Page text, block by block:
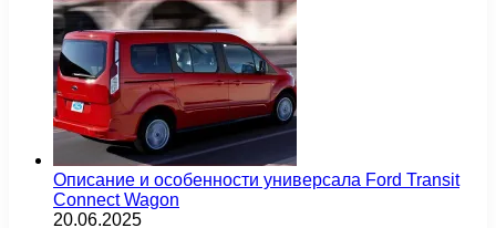
Описание и особенности универсала Ford Transit
Connect Wagon
20.06.2025